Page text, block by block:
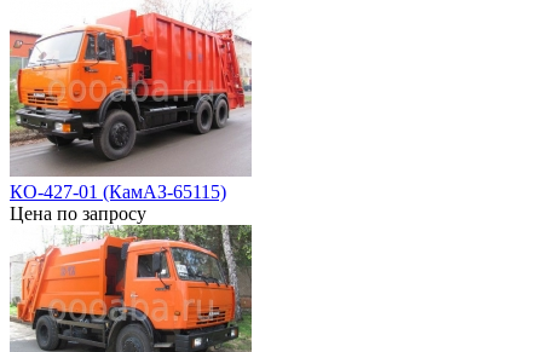
КО-427-01 (КамАЗ-65115)
Цена по запросу